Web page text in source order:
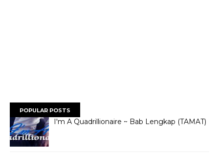
POPULAR POSTS
I'm A Quadrillionaire ~ Bab Lengkap (TAMAT)